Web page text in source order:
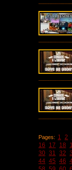
Pages: 1 2
16
17 18
30 31 32
44 45 46